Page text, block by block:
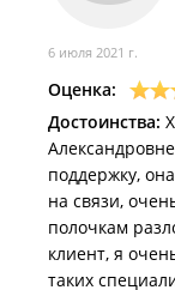
6 июля 2021 г.
Оценка:
Достоинства:
поддержку,
на связи,
полочкам
клиент, я
таких